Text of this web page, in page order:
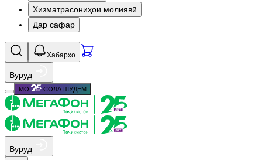
Хизматрасониҳои молиявӣ
Дар сафар
Хабарҳо
Вуруд
МО СОЛА ШУДЕМ
Вуруд